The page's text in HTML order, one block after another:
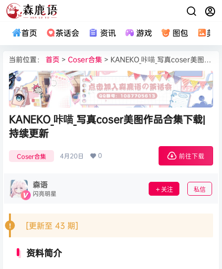
首页 茶话会 资讯 游戏 图包 美
当前位置： 首页 > Coser合集 > KANEKO_咔喵_写真coser美图作品合集下载|持续更新
KANEKO_咔喵_写真coser美图作品合集下载|
持续更新
Coser合集 4月20日 0 前往下载
森语
闪亮明星 关注 私信
[更新至 43 期]
资料简介